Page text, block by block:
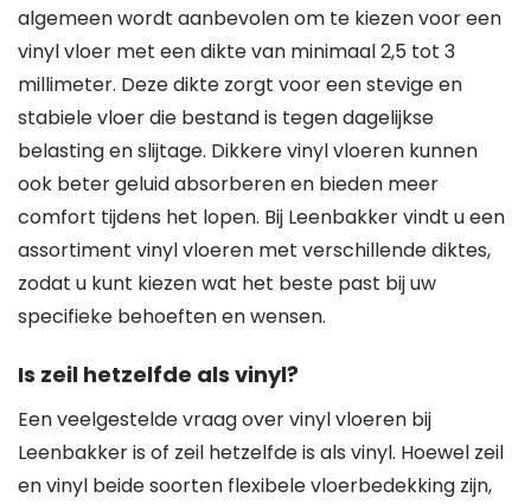
algemeen wordt aanbevolen om te kiezen voor een
vinyl vloer met een dikte van minimaal 2,5 tot 3
millimeter. Deze dikte zorgt voor een stevige en
stabiele vloer die bestand is tegen dagelijkse
belasting en slijtage. Dikkere vinyl vloeren kunnen
ook beter geluid absorberen en bieden meer
comfort tijdens het lopen. Bij Leenbakker vindt u een
assortiment vinyl vloeren met verschillende diktes,
zodat u kunt kiezen wat het beste past bij uw
specifieke behoeften en wensen.
Is zeil hetzelfde als vinyl?
Een veelgestelde vraag over vinyl vloeren bij
Leenbakker is of zeil hetzelfde is als vinyl. Hoewel zeil
en vinyl beide soorten flexibele vloerbedekking zijn,